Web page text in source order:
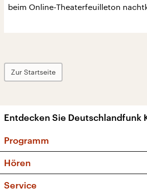
beim Online-Theaterfeuilleton
Zur Startseite
Entdecken Sie Deutschlandfunk
Programm
Sendungen und Podcasts
Hören
Service